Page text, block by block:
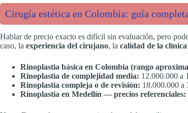
Cirugía estética en Colombia: guía
Hablar de precio exacto es difícil sin evaluación, pero
caso, la experiencia del cirujano, la calidad de la clínica
Rinoplastia básica en Colombia (rango
Rinoplastia de complejidad media: 12.000.000 a
Rinoplastia compleja o de revisión: 18.000.000 a
Rinoplastia en Medellín — precios referenciales: